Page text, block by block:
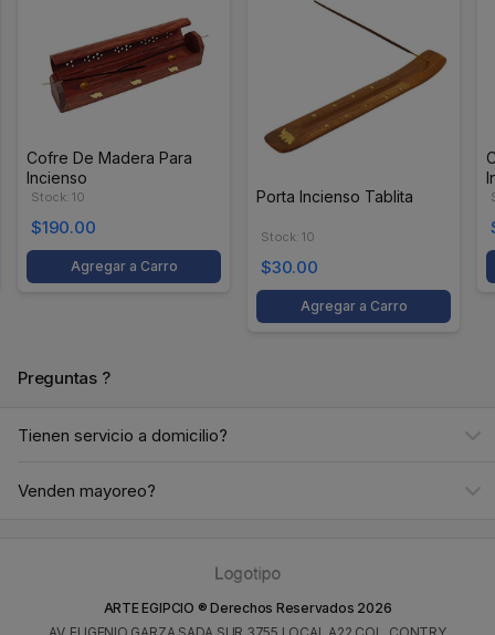
Cofre De Madera Para
Incienso
Stock: 10
$190.00
Agregar a Carro
Porta Incienso Tablita
Stock: 10
$30.00
Agregar a Carro
Preguntas ?
Tienen servicio a domicilio?
Venden mayoreo?
ARTE EGIPCIO ® Derechos Reservados 2026